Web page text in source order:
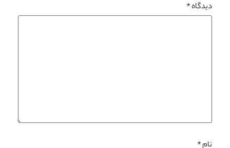
دیدگاه*